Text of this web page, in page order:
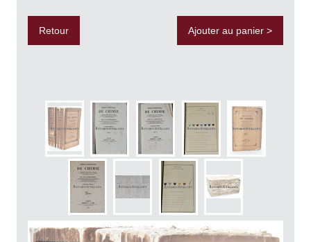
Retour Ajouter au panier >